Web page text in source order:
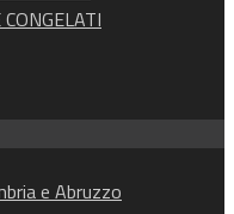
e Abruzzo